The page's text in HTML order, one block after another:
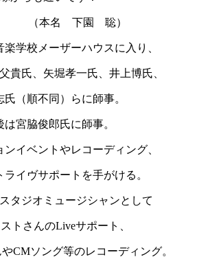
（本名 下園 聡）
学校メーザーハウスに入り、
貴氏、矢堀孝一氏、井上博氏、
氏（順不同）らに師事。
は宮脇俊郎氏に師事。
イベントやレコーディング、
ライヴサポートを手がける。
タジオミュージシャンとして
トさんのLiveサポート、
CMソング等のレコーディング。